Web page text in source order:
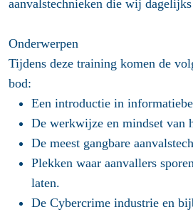
aanvalstechnieken die wij
Onderwerpen
Tijdens deze training komen de
bod:
Een introductie in
De werkwijze en mindset van
De meest gangbare
Plekken waar aanvallers
laten.
De Cybercrime industrie en